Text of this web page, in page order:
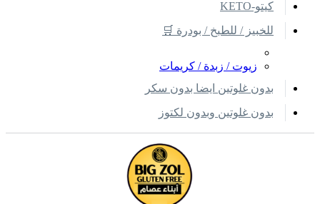
كيتو-KETO
للخبيز / للطبخ / بودرة 🛒
زيوت / زبدة / كريمات
بدون غلوتين ايضا بدون سكر
بدون غلوتين وبدون لكتوز